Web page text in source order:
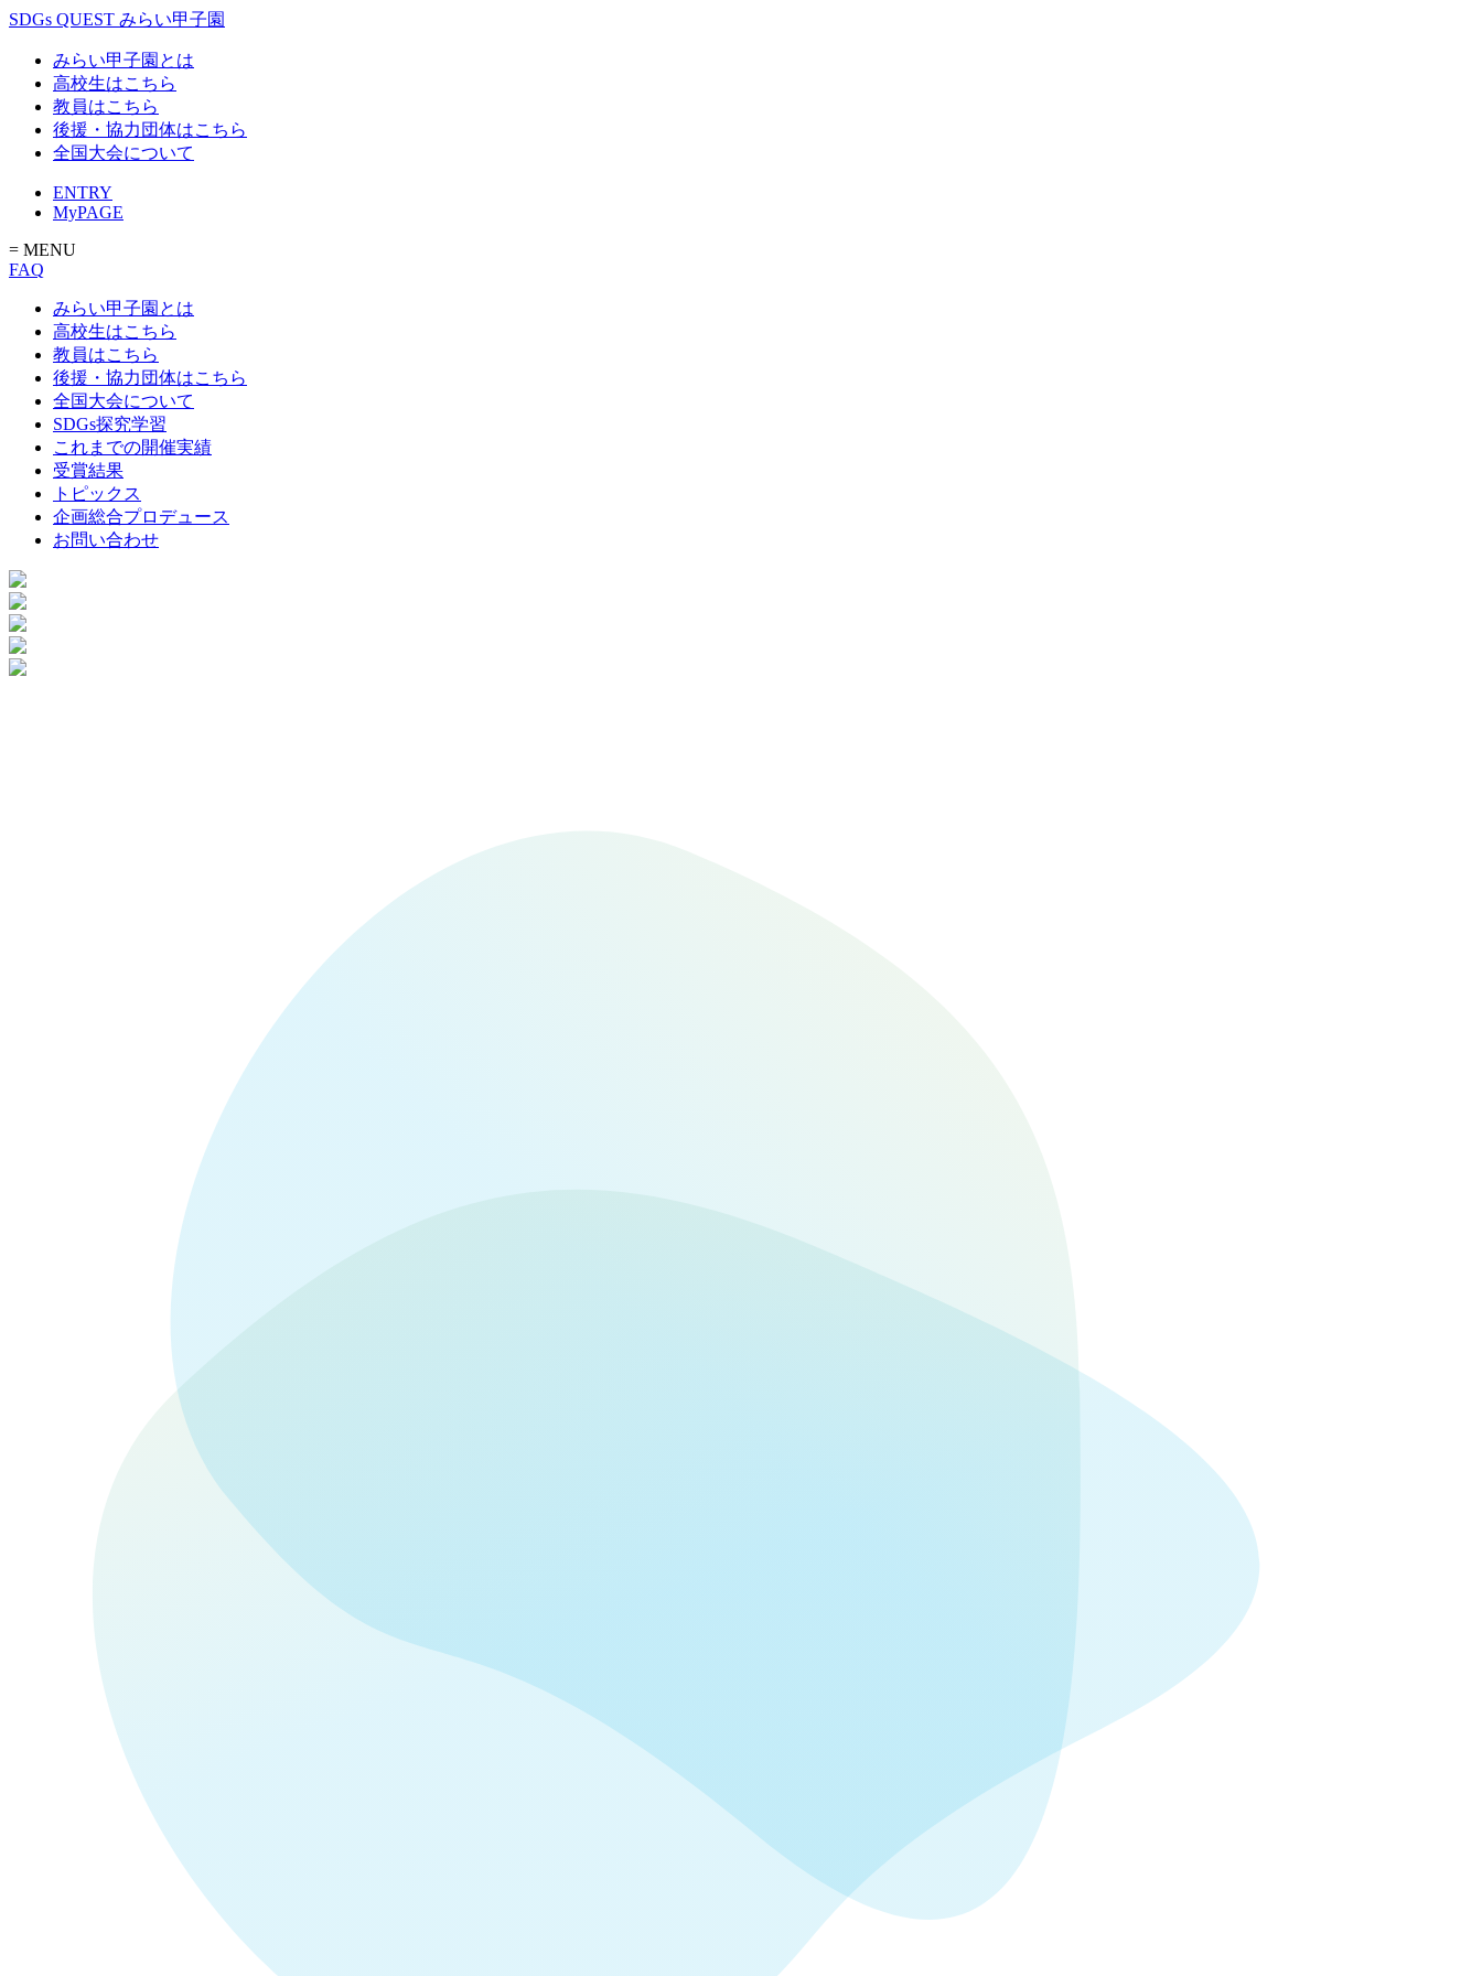
SDGs QUEST みらい甲子園
みらい甲子園とは
高校生はこちら
教員はこちら
後援・協力団体はこちら
全国大会について
ENTRY
MyPAGE
= MENU
FAQ
みらい甲子園とは
高校生はこちら
教員はこちら
後援・協力団体はこちら
全国大会について
SDGs探究学習
これまでの開催実績
受賞結果
トピックス
企画総合プロデュース
お問い合わせ